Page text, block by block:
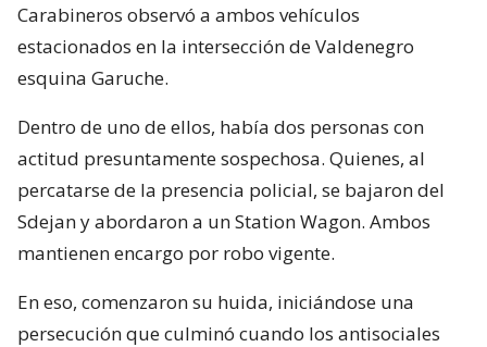
Carabineros observó a ambos vehículos
estacionados en la intersección de Valdenegro
esquina Garuche.
Dentro de uno de ellos, había dos personas con
actitud presuntamente sospechosa. Quienes, al
percatarse de la presencia policial, se bajaron del
Sdejan y abordaron a un Station Wagon. Ambos
mantienen encargo por robo vigente.
En eso, comenzaron su huida, iniciándose una
persecución que culminó cuando los antisociales